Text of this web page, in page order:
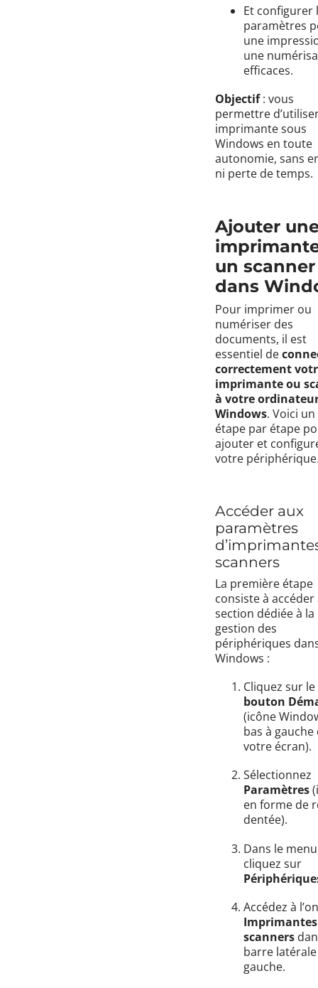
Et configurer
paramètres
une
une
efficaces.
Objectif: vous
permettre
imprimante sous
Windows en toute
autonomie, sans
ni perte de temps.
Ajouter
un scanner
dans
Pour imprimer ou
numériser des
documents, il est
essentiel de
correctement
imprimante ou
à votre
Windows. Voici
étape par étape
ajouter et
votre
Accéder aux
paramètres
scanners
La première étape
consiste à accéder
section dédiée à la
gestion des
périphériques
Windows :
Cliquez sur le
bouton
(icône
bas à gauche
votre écran).
Sélectionnez
Paramètres
en forme de
dentée).
Dans le
cliquez sur
Accédez à
scanners
barre latérale
gauche.